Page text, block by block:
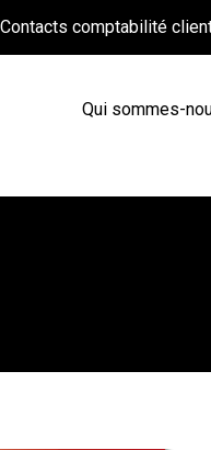
Contacts comptabilité
Qui sommes-